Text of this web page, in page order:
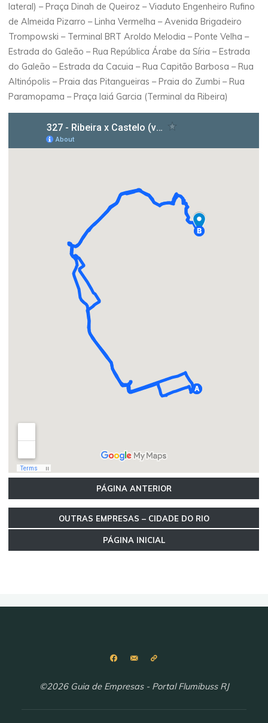
lateral) – Praça Dinah de Queiroz – Viaduto Engenheiro Rufino
de Almeida Pizarro – Linha Vermelha – Avenida Brigadeiro
Trompowski – Terminal BRT Aroldo Melodia – Ponte Velha –
Estrada do Galeão – Rua República Árabe da Síria – Estrada
do Galeão – Estrada da Cacuia – Rua Capitão Barbosa – Rua
Altinópolis – Praia das Pitangueiras – Praia do Zumbi – Rua
Paramopama – Praça Iaiá Garcia (Terminal da Ribeira)
PÁGINA ANTERIOR
OUTRAS EMPRESAS – CIDADE DO RIO
PÁGINA INICIAL
©2026 Guia de Empresas - Portal Flumibuss RJ